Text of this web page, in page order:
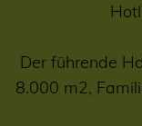
Der führende
8.000 m2,